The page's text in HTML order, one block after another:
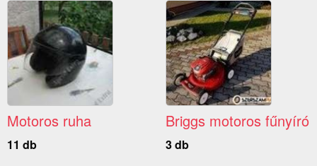
Motoros ruha
11 db
Briggs motoros fűnyíró
3 db